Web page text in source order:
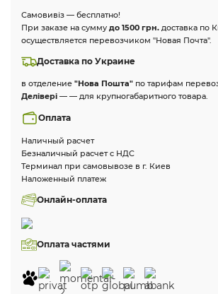
Самовивіз — бесплатно!
При заказе на сумму до 1500 грн. доставка по
осуществляется перевозчиком "Новая Почта".
Доставка по Украине
в отделение "Нова Пошта" по тарифам
Делівері — — для крупногабаритного товара.
Оплата
Наличный расчет
Безналичный расчет с НДС
Терминал при самовывозе в г. Киев
Наложенный платеж
Онлайн-оплата
Оплата частями